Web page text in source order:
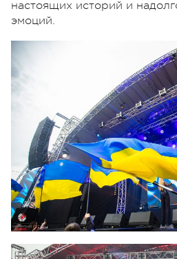
настоящих историй и
эмоций.